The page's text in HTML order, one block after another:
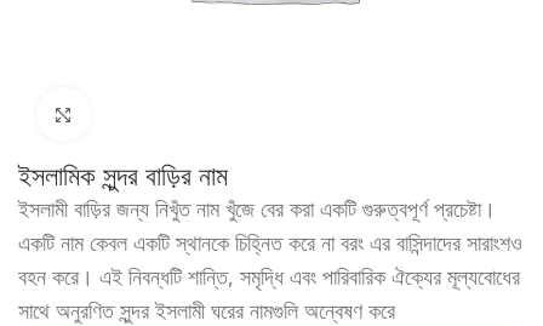
ইসলামিক সুন্দর বাড়ির নাম
ইসলামী বাড়ির জন্য নিখুঁত নাম খুঁজে বের করা একটি গুরুত্বপূর্ণ প্রচেষ্টা।
একটি নাম কেবল একটি স্থানকে চিহ্নিত করে না বরং এর বাসিন্দাদের সারাংশও
বহন করে। এই নিবন্ধটি শান্তি, সমৃদ্ধি এবং পারিবারিক ঐক্যের মূল্যবোধের
সাথে অনুরণিত সুন্দর ইসলামী ঘরের নামগুলি অন্বেষণ করে